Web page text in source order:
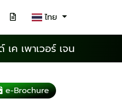
ไทย
ค เพาเวอร์ เจน
e-Brochure